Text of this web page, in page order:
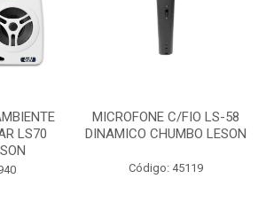
LS70
MICROFONE C/FIO LS-58
DINAMICO CHUMBO LESON
Código: 45119